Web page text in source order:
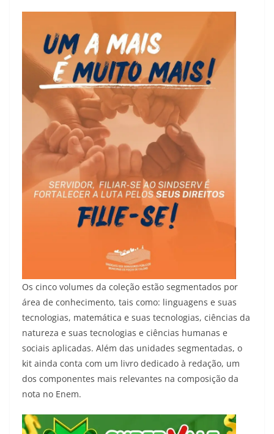
Os cinco volumes da coleção estão segmentados por
área de conhecimento, tais como: linguagens e suas
tecnologias, matemática e suas tecnologias, ciências da
natureza e suas tecnologias e ciências humanas e
sociais aplicadas. Além das unidades segmentadas, o
kit ainda conta com um livro dedicado à redação, um
dos componentes mais relevantes na composição da
nota no Enem.